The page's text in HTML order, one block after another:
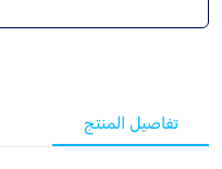
تفاصيل المنتج